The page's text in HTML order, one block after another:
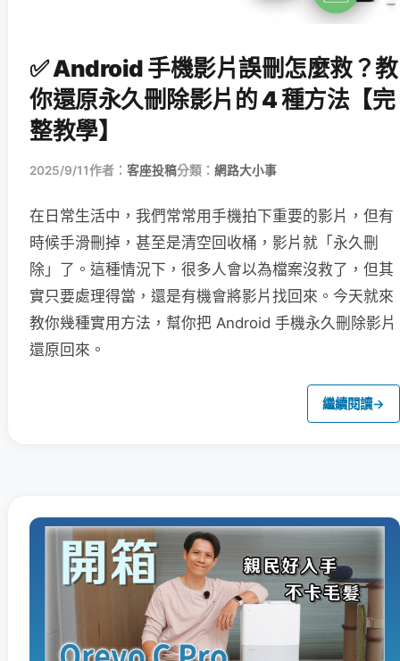
✅ Android 手機影片誤刪怎麼救？教
你還原永久刪除影片的 4 種方法【完
整教學】
2025/9/11作者： 客座投稿分類： 網路大小事
在日常生活中，我們常常用手機拍下重要的影片，但有
時候手滑刪掉，甚至是清空回收桶，影片就「永久刪
除」了。這種情況下，很多人會以為檔案沒救了，但其
實只要處理得當，還是有機會將影片找回來。今天就來
教你幾種實用方法，幫你把 Android 手機永久刪除影片
還原回來。
繼續閱讀→